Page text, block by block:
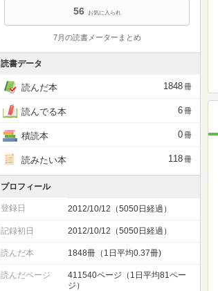
56 お気に入られ
7月の読書メーターまとめ
読書データ
読んだ本 1848冊
読んでる本 6冊
積読本 0冊
読みたい本 118冊
プロフィール
登録日 2012/10/12（5050日経過）
記録初日 2012/10/12（5050日経過）
読んだ本 1848冊（1日平均0.37冊)
読んだページ
411540ページ（1日平均81ペー
ジ）